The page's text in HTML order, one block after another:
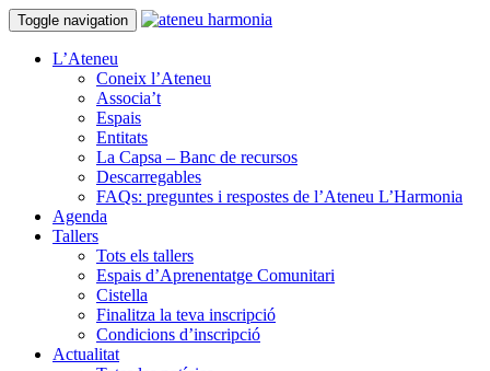
Toggle navigation
L’Ateneu
Coneix l’Ateneu
Associa’t
Espais
Entitats
La Capsa – Banc de recursos
Descarregables
FAQs: preguntes i respostes de l’Ateneu L’Harmonia
Agenda
Tallers
Tots els tallers
Espais d’Aprenentatge Comunitari
Cistella
Finalitza la teva inscripció
Condicions d’inscripció
Actualitat